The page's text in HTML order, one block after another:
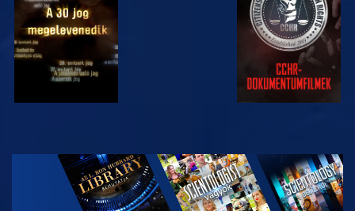
MŰSORNÉZÉS
A SOROZAT
RÉSZEI